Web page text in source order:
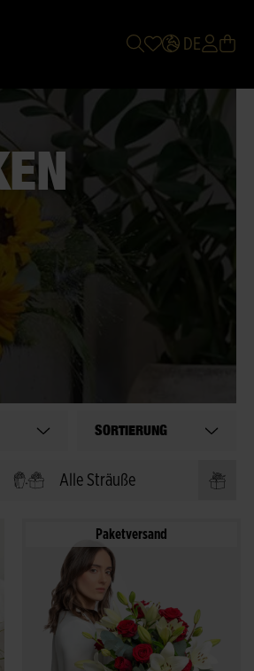
DE
Alle Sträuße
SORTIERUNG
Paketversand